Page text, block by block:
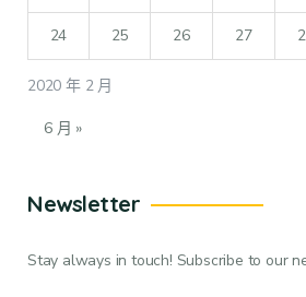
2020 年 2 月
24 25 26 27
6 月 »
Newsletter
Stay always in touch! Subscribe to our